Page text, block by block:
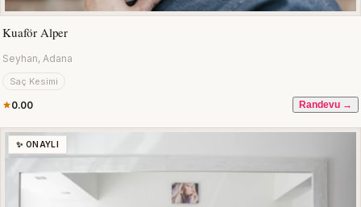
Kuaför Alper
Seyhan, Adana
Saç Kesimi
0.00 Randevu →
✨ ONAYLI